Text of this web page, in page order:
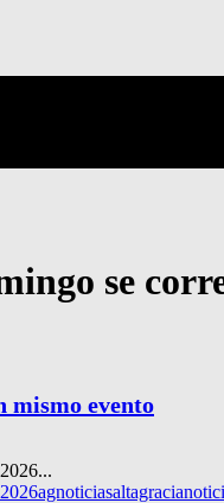
se
mismo evento
agnoticias